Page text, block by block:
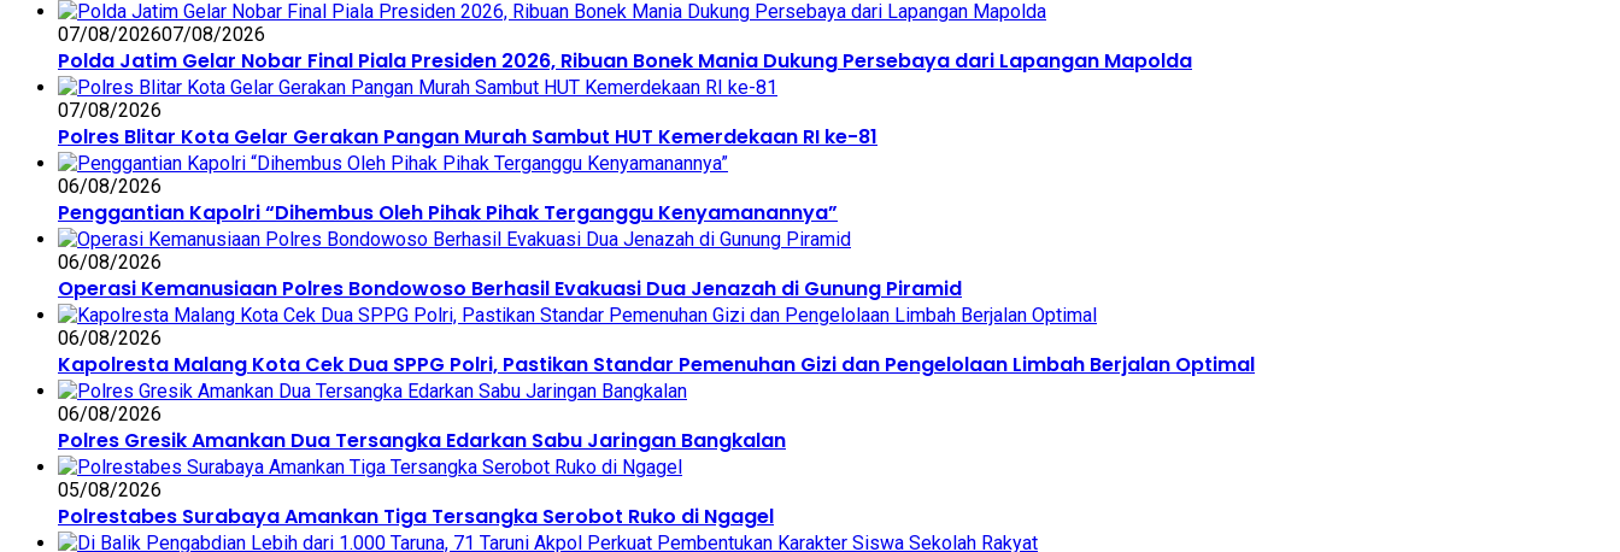
07/08/202607/08/2026
Polda Jatim Gelar Nobar Final Piala Presiden 2026, Ribuan Bonek Mania Dukung Persebaya dari Lapangan Mapolda
07/08/2026
Polres Blitar Kota Gelar Gerakan Pangan Murah Sambut HUT Kemerdekaan RI ke-81
06/08/2026
Penggantian Kapolri “Dihembus Oleh Pihak Pihak Terganggu Kenyamanannya”
06/08/2026
Operasi Kemanusiaan Polres Bondowoso Berhasil Evakuasi Dua Jenazah di Gunung Piramid
06/08/2026
Kapolresta Malang Kota Cek Dua SPPG Polri, Pastikan Standar Pemenuhan Gizi dan Pengelolaan Limbah Berjalan Optimal
06/08/2026
Polres Gresik Amankan Dua Tersangka Edarkan Sabu Jaringan Bangkalan
05/08/2026
Polrestabes Surabaya Amankan Tiga Tersangka Serobot Ruko di Ngagel